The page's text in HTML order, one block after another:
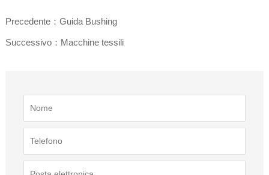
Precedente：Guida Bushing
Successivo：Macchine tessili